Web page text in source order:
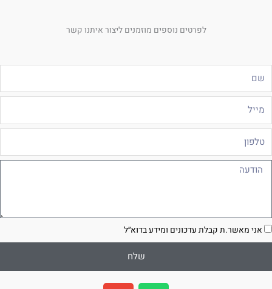
לפרטים נוספים מוזמנים ליצור איתנו קשר
אני מאשר.ת קבלת עדכונים ומידע בדוא״ל
שלח